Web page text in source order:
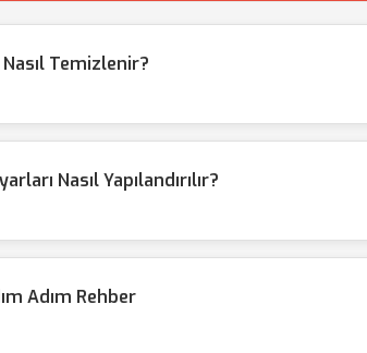
Temizlenir?
Nasıl Yapılandırılır?
Adım Rehber